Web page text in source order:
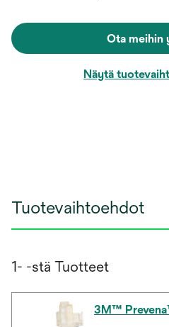
Ota meihin
Näytä
Tuotevaihtoehdot
1- -stä Tuotteet
3M™